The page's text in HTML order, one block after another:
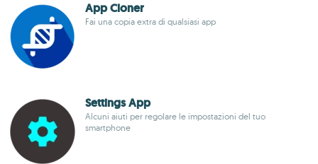
App Cloner
Fai una copia extra di qualsiasi app
Settings App
Alcuni aiuti per regolare le impostazioni del tuo
smartphone